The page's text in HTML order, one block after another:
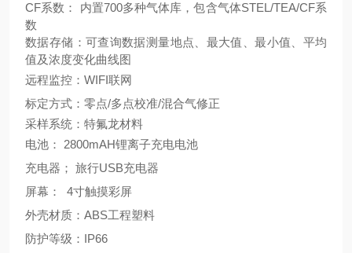
CF系数： 内置700多种气体库，包含气体STEL/TEA/CF系
数
数据存储：可查询数据测量地点、最大值、最小值、平均
值及浓度变化曲线图
远程监控： WIFI联网
标定方式：零点/多点校准/混合气修正
采样系统：特氟龙材料
电池：
2800mAH锂离子充电电池
充电器； 旅行USB充电器
屏幕：
4寸触摸彩屏
外壳材质： ABS工程塑料
防护等级： IP66